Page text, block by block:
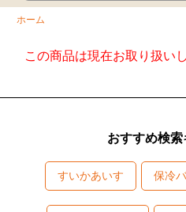
ホーム
この商品は現在お取り扱い
おすすめ検
すいかあいす 保冷